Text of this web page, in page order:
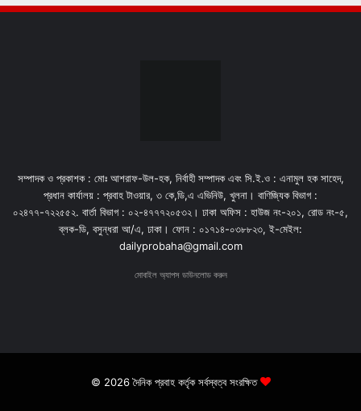
সম্পাদক ও প্রকাশক : মোঃ আশরাফ-উল-হক, নির্বাহী সম্পাদক এবং সি.ই.ও : এনামুল হক সাহেদ,
প্রধান কার্যালয় : প্রবাহ টাওয়ার, ৩ কে,ডি,এ এভিনিউ, খুলনা। বাণিজ্যিক বিভাগ :
০২৪৭৭-৭২২৫৫২. বার্তা বিভাগ : ০২-৪৭৭৭২০৫৩২। ঢাকা অফিস : হাউজ নং-২০১, রোড নং-৫,
ব্লক-ডি, বসুন্ধরা আ/এ, ঢাকা। ফোন : ০১৭১৪-০৩৮৮২৩, ই-মেইল:
dailyprobaha@gmail.com
মোবাইল অ্যাপস ডাউনলোড করুন
© 2026 দৈনিক প্রবাহ কর্তৃক সর্বস্বত্ব সংরক্ষিত